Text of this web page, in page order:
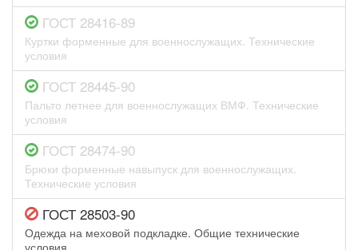
ГОСТ 28416-89
Куртки форменные для военнослужащих. Технические
условия
ГОСТ 28445-90
Пальто летнее для военнослужащих ВМФ. Технические
условия
ГОСТ 28474-90
Брюки форменные навыпуск для военнослужащих.
Технические условия
ГОСТ 28503-90
Одежда на меховой подкладке. Общие технические
условия